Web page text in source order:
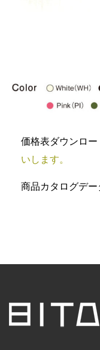
価格表ダウンロー
いします。
商品カタログデー